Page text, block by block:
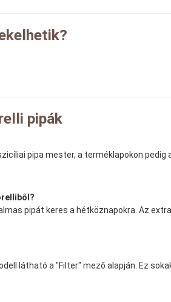
pipák
pipa mester, a terméklapokon
pipát keres a hétköznapokra. Az
látható a "Filter" mező alapján. Ez